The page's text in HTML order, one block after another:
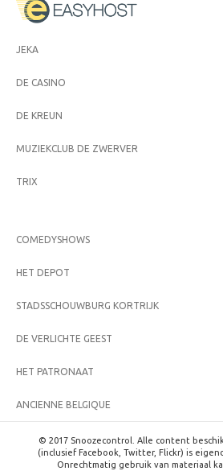
JEKA
DE CASINO
DE KREUN
MUZIEKCLUB DE ZWERVER
TRIX
COMEDYSHOWS
HET DEPOT
STADSSCHOUWBURG KORTRIJK
DE VERLICHTE GEEST
HET PATRONAAT
ANCIENNE BELGIQUE
© 2017 Snoozecontrol. Alle content
(inclusief Facebook, Twitter, Flickr) is
Onrechtmatig gebruik van materiaal